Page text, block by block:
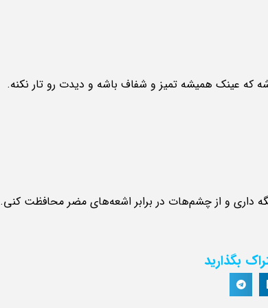
که عینک همیشه تمیز و شفاف باشه و دیدت رو تار نکنه.
داری و از چشم‌هات در برابر اشعه‌های مضر محافظت کنی.
بگذارید